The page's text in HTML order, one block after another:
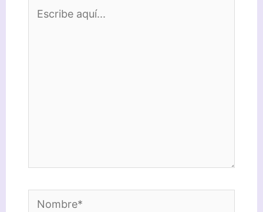
Nombre*